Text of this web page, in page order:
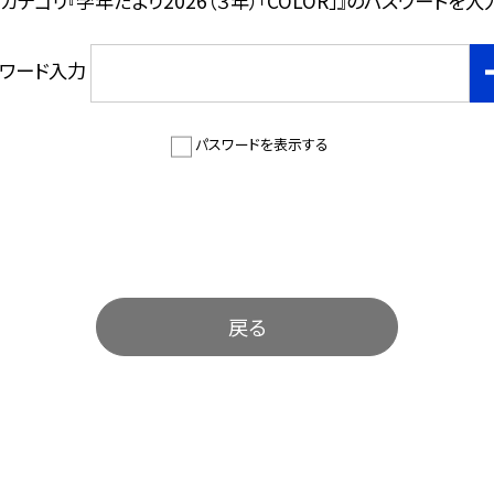
ード入力
パスワードを表示する
戻る